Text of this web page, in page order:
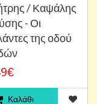
/ Καψάλης
- Οι
της οδού
Καλάθι